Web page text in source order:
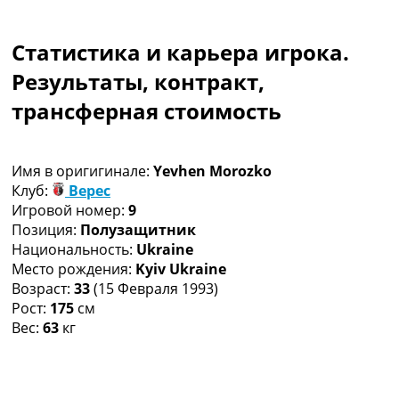
Чемпионат Мира
Украина. Премьер-Лига
Украина. Первая Лига
Лига Чемпионов
Другие Турниры >>>
Таблицы
Таблицы групп Чемпионата Мира
Украина. Премьер-Лига
Украина. Первая Лига
Лига Чемпионов. Таблицы групп
Англия. Премьер-Лига
Испания. Ла Лига
Статистика и карьера игрока.
Результаты, контракт,
трансферная стоимость
Имя в оригигинале: Yevhen Morozko
Клуб:
Верес
Игровой номер: 9
Позиция: Полузащитник
Национальность: Ukraine
Место рождения: Kyiv Ukraine
Возраст: 33(15 Февраля 1993)
Рост: 175 см
Вес: 63 кг